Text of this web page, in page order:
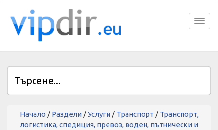
Начало / Раздели/Услуги/ Транспорт / Транспорт,
логистика, спедиция, превоз, воден, пътнически и